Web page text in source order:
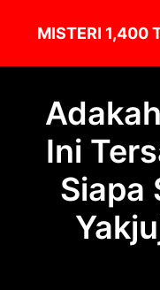
MISTERI 1,400
Ini
Siapa